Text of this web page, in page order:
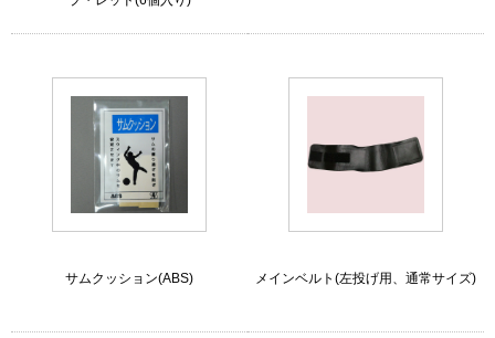
サムクッション(ABS) メインベルト(左投げ用、通常サイズ)